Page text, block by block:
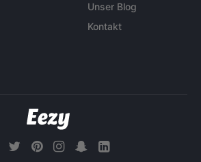
Unser Blog
Kontakt